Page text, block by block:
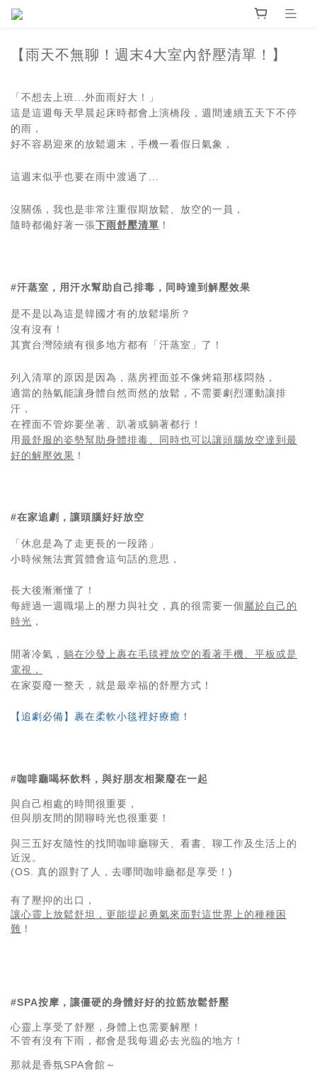
【雨天不無聊！週末4大室內舒壓清單！】
「不想去上班...外面雨好大！」
這是這週每天早晨起床時都會上演橋段，週間連續五天下不停
的雨，
好不容易迎來的放鬆週末，手機一看假日氣象，
這週末似乎也要在雨中渡過了...
沒關係，我也是非常注重假期放鬆、放空的一員，
隨時都備好著一張下雨舒壓清單 ！
#汗蒸室，用汗水幫助自己排毒，同時達到解壓效果
是不是以為這是韓國才有的放鬆場所？
沒有沒有！
其實台灣陸續有很多地方都有「汗蒸室」了！
列入清單的原因是因為，蒸房裡面並不像烤箱那樣悶熱，
適當的熱氣能讓身體自然而然的放鬆，不需要劇烈運動讓排
汗，
在裡面不管妳要坐著、趴著或躺著都行！
用最舒服的姿勢幫助身體排毒、同時也可以讓頭腦放空達到最
好的解壓效果 ！
#在家追劇，讓頭腦好好放空
「休息是為了走更長的一段路」
小時候無法實質體會這句話的意思，
長大後漸漸懂了！
每經過一週職場上的壓力與社交，真的很需要一個 屬於自己的
時光 ，
開著冷氣， 躺在沙發上裹在毛毯裡放空的看著手機、平板或是
電視，
在家耍廢一整天，就是最幸福的舒壓方式！
【追劇必備】裹在柔軟小毯裡好療癒！
#咖啡廳喝杯飲料，與好朋友相聚廢在一起
與自己相處的時間很重要，
但與朋友間的閒聊時光也很重要！
與三五好友隨性的找間咖啡廳聊天、看書、聊工作及生活上的
近況。
(OS. 真的跟對了人，去哪間咖啡廳都是享受！)
有了壓抑的出口，
讓心靈上放鬆舒坦，更能提起勇氣來面對這世界上的種種困
難 ！
#SPA按摩，讓僵硬的身體好好的拉筋放鬆舒壓
心靈上享受了舒壓，身體上也需要解壓！
不管有沒有下雨，都會是我每週必去光臨的地方！
那就是香氛SPA會館～